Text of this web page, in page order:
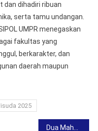
dan dihadiri ribuan
serta tamu undangan.
UMPR menegaskan
fakultas yang
berkarakter, dan
daerah maupun
2025
Dua Mahasiswa FISIPOL UMPR Raih Prestasi di Festival Seni Qasidah Katingan 2025